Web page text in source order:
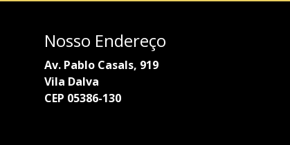
Nosso Endereço
Av. Pablo Casals, 919
Vila Dalva
CEP 05386-130